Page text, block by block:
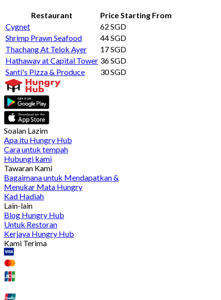
Restaurant
Price Starting From
Cygnet
62 SGD
Shrimp Prawn Seafood
44 SGD
Thachang At Telok Ayer
17 SGD
Hathaway at Capital Tower 36 SGD
Santi's Pizza & Produce
30 SGD
Soalan Lazim
Apa itu Hungry Hub
Cara untuk tempah
Hubungi kami
Tawaran Kami
Bagaimana untuk Mendapatkan &
Menukar Mata Hungry
Kad Hadiah
Lain-lain
Blog Hungry Hub
Untuk Restoran
Kerjaya Hungry Hub
Kami Terima